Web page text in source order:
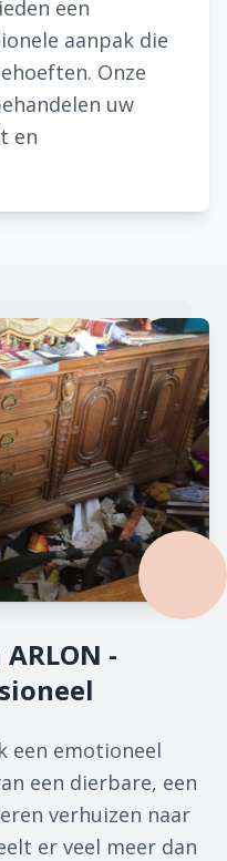
een
aanpak die
Onze
uw
en
-
een emotioneel
een dierbare, een
verhuizen naar
er veel meer dan